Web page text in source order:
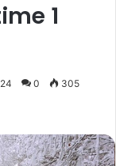
1
0 305